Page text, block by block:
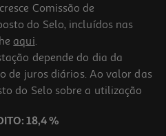
6un
Comissão de
do Selo, incluídos nas
aqui.
depende do dia da
de juros diários. Ao valor das
do Selo sobre a utilização
18,4 %